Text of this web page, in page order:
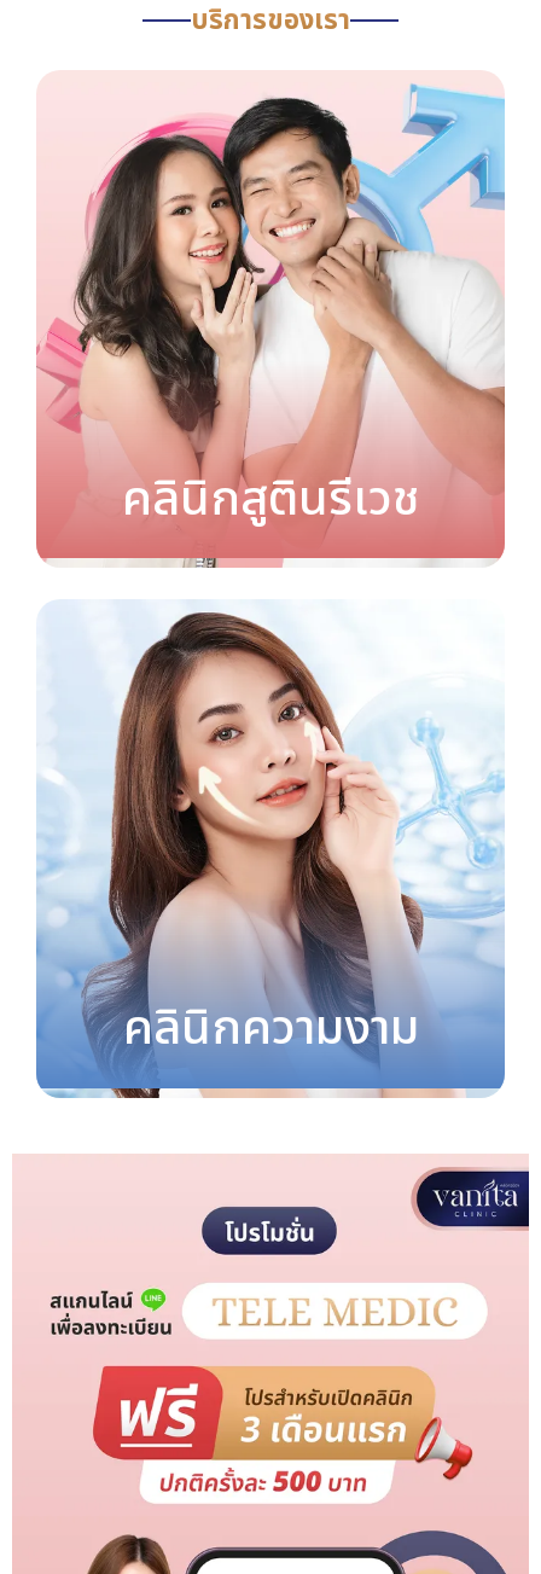
บริการของเรา
คลินิกสูตินรีเวช
คลินิกความงาม